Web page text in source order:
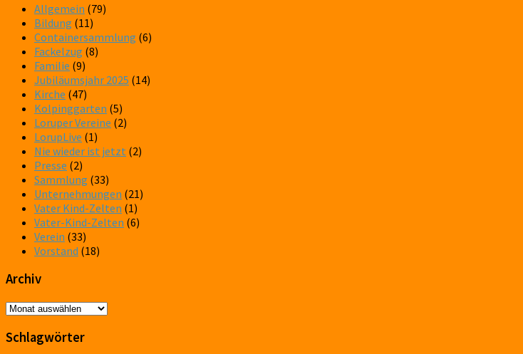
Allgemein (79)
Bildung (11)
Containersammlung (6)
Fackelzug (8)
Familie (9)
Jubiläumsjahr 2025 (14)
Kirche (47)
Kolpinggarten (5)
Loruper Vereine (2)
LorupLive (1)
Nie wieder ist jetzt (2)
Presse (2)
Sammlung (33)
Unternehmungen (21)
Vater Kind-Zelten (1)
Vater-Kind-Zelten (6)
Verein (33)
Vorstand (18)
Archiv
Archiv
Schlagwörter